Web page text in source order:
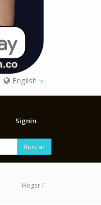
English
Signin
Buscar
Hogar/